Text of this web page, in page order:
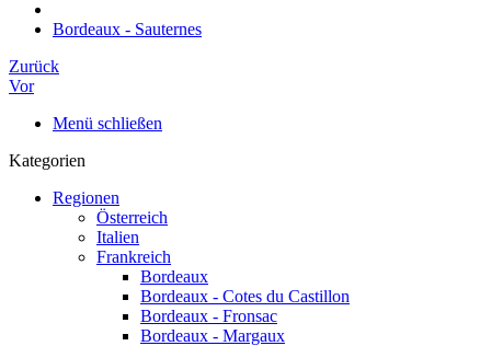
Bordeaux - Sauternes
Zurück
Vor
Menü schließen
Kategorien
Regionen
Österreich
Italien
Frankreich
Bordeaux
Bordeaux - Cotes du Castillon
Bordeaux - Fronsac
Bordeaux - Margaux